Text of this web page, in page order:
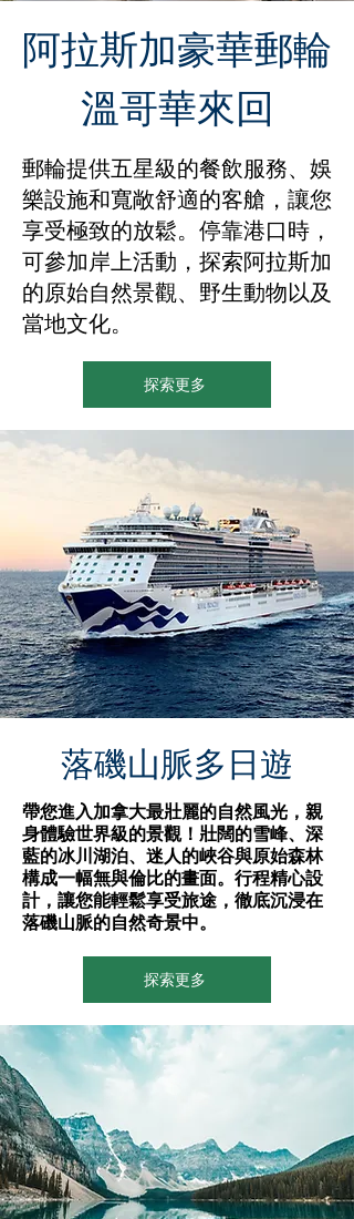
阿拉斯加豪華郵輪
溫哥華來回
郵輪提供五星級的餐飲服務、娛
樂設施和寬敞舒適的客艙，讓您
享受極致的放鬆。停靠港口時，
可參加岸上活動，探索阿拉斯加
的原始自然景觀、野生動物以及
當地文化。
探索更多
​落磯山脈多日遊
帶您進入加拿大最壯麗的自然風光，親
身體驗世界級的景觀！壯闊的雪峰、深
藍的冰川湖泊、迷人的峽谷與原始森林
構成一幅無與倫比的畫面。行程精心設
計，讓您能輕鬆享受旅途，徹底沉浸在
落磯山脈的自然奇景中。
探索更多